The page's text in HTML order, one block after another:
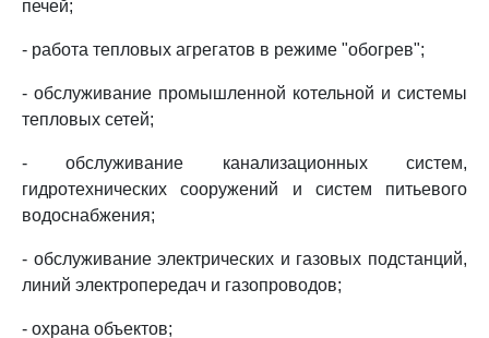
печей;
- работа тепловых агрегатов в режиме "обогрев";
- обслуживание промышленной котельной и системы
тепловых сетей;
- обслуживание канализационных систем,
гидротехнических сооружений и систем питьевого
водоснабжения;
- обслуживание электрических и газовых подстанций,
линий электропередач и газопроводов;
- охрана объектов;